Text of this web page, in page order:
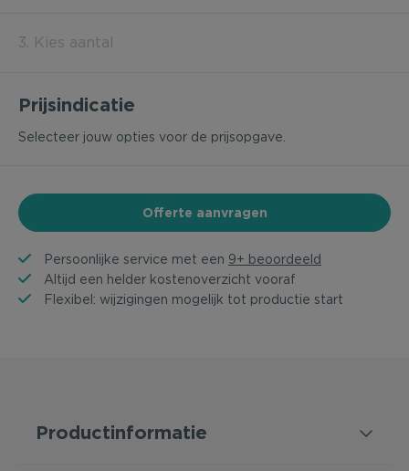
3. Kies aantal
Prijsindicatie
Selecteer jouw opties voor de prijsopgave.
Offerte aanvragen
Persoonlijke service met een 9+ beoordeeld
Altijd een helder kostenoverzicht vooraf
Flexibel: wijzigingen mogelijk tot productie start
Productinformatie